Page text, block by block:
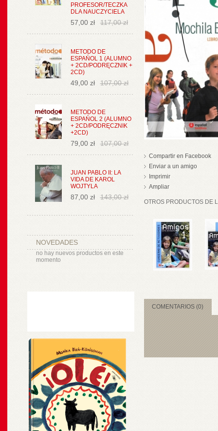
PROFESOR/TECZKA
DLA NAUCZYCIELA
57,00 zł 117,00 zł
METODO DE
ESPAŃOL 1 (ALUMNO
+ 2CD/PODRĘCZNIK +
2CD)
49,00 zł 107,00 zł
METODO DE
ESPAŃOL 2 (ALUMNO
+ 2CD/PODRĘCZNIK
+2CD)
79,00 zł 107,00 zł
JUAN PABLO II: LA
VIDA DE KAROL
WOJTYLA
87,00 zł 143,00 zł
NOVEDADES
no hay nuevos productos en este
momento
Compartir en Facebook
Enviar a un amigo
Imprimir
Ampliar
OTROS PRODUCTOS DE
COMENTARIOS (0)